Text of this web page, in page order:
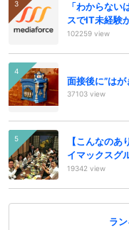
「わからな
スでIT未経験
102259 view
面接後に”はが
37103 view
【こんなの
イマックスグ
19342 view
ラ